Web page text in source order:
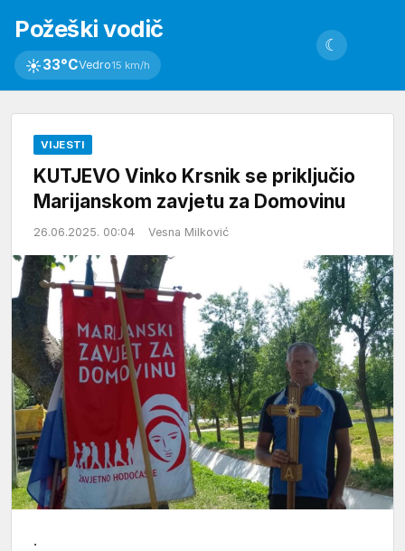
Požeški vodič
☀33°CVedro15 km/h
☾
VIJESTI
KUTJEVO Vinko Krsnik se priključio
Marijanskom zavjetu za Domovinu
26.06.2025. 00:04 Vesna Milković
.